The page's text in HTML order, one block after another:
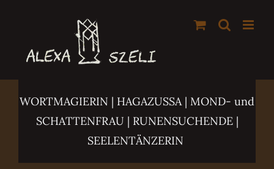
springen
WORTMAGIERIN | HAGAZUSSA | MOND- und
SCHATTENFRAU | RUNENSUCHENDE |
SEELENTÄNZERIN